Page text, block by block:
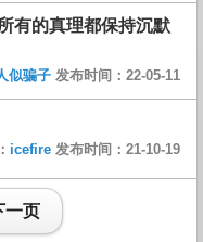
有的真理都保持沉默
似骗子 发布时间：22-05-11
icefire 发布时间：21-10-19
一页